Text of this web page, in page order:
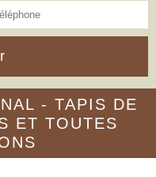
- TAPIS DE
ET TOUTES